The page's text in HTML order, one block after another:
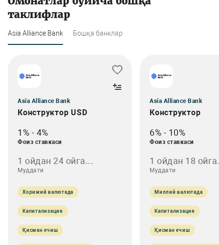
таклифлар
Asia Alliance Bank Бошқа банклар
Asia Alliance Bank
Конструктор USD
1% - 4%
Фоиз ставкаси
1 ойдан 24 ойга...
Муддати
Хорижий валютада
Капитализация
Қисман ечиш
Asia Alliance Bank
Конструктор
6% - 10%
Фоиз ставкаси
1 ойдан 18
Муддати
Миллий валютада
Капитализация
Қисман ечиш